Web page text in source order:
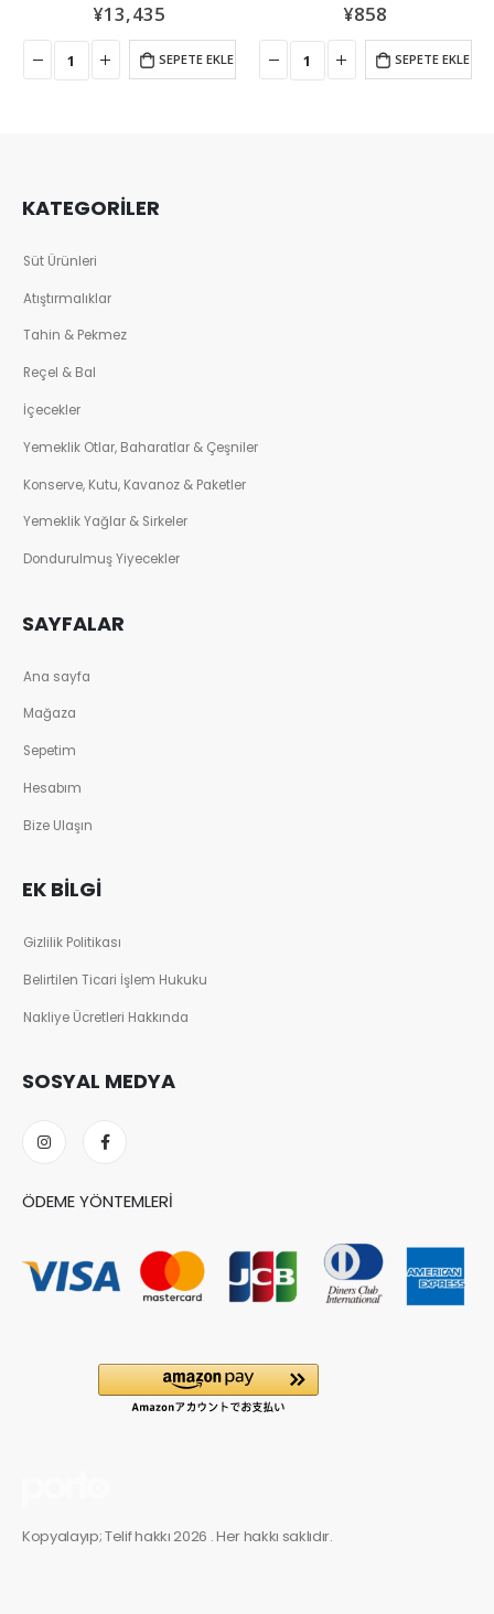
¥858
SEPETE EKLE
¥1,188
SEPETE EKLE
KATEGORİLER
Süt Ürünleri
Atıştırmalıklar
Tahin & Pekmez
Reçel & Bal
İçecekler
Yemeklik Otlar, Baharatlar & Çeşniler
Konserve, Kutu, Kavanoz & Paketler
Yemeklik Yağlar & Sirkeler
Dondurulmuş Yiyecekler
SAYFALAR
Ana sayfa
Mağaza
Sepetim
Hesabım
Bize Ulaşın
EK BILGI
Gizlilik Politikası
Belirtilen Ticari İşlem Hukuku
Nakliye Ücretleri Hakkında
SOSYAL MEDYA
ÖDEME YÖNTEMLERI
Kopyalayıp; Telif hakkı 2026 . Her hakkı saklıdır.